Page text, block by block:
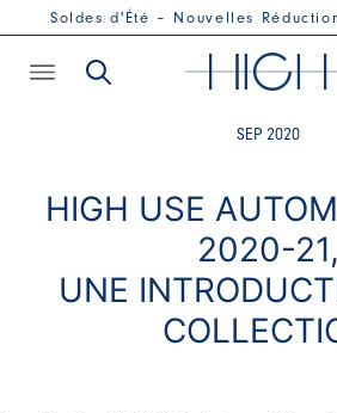
Soldes d'Été – Nouvelles
SEP 2020
HIGH USE
2020-21,
UNE